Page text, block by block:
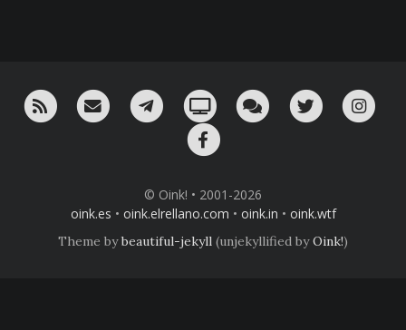
RSS ¡Mándame un email!¡Nuestro canal en Telegram!
Oink! TV Charla con nosotros
Twitter
© Oink! • 2001-2026
oink.es • oink.elrellano.com • oink.in • oink.wtf
Theme bybeautiful-jekyll (unjekyllified byOink!)